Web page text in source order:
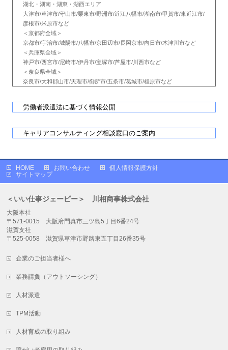
湖北・湖南・湖東・湖西エリア
大津市/草津市/守山市/栗東市/野洲市/近江八幡市/湖南市/甲賀市/東近江市/
彦根市/米原市など
＜京都府全域＞
京都市/宇治市/城陽市/八幡市/京田辺市/長岡京市/向日市/木津川市など
＜兵庫県全域＞
神戸市/西宮市/尼崎市/伊丹市/宝塚市/芦屋市/川西市など
＜奈良県全域＞
奈良市/大和郡山市/天理市/御所市/五条市/葛城市/橿原市など
労働者派遣法に基づく情報公開
キャリアコンサルティング相談窓口のご案内
HOME お問い合わせ
個人情報保護方針
サイトマップ
＜いい仕事ジェーピー＞ 川相商事株式会社
大阪本社
〒571-0015 大阪府門真市三ツ島5丁目6番24号
滋賀支社
〒525-0058 滋賀県草津市野路東五丁目26番35号
企業のご担当者様へ
業務請負（アウトソーシング）
人材派遣
TPM活動
人材育成の取り組み